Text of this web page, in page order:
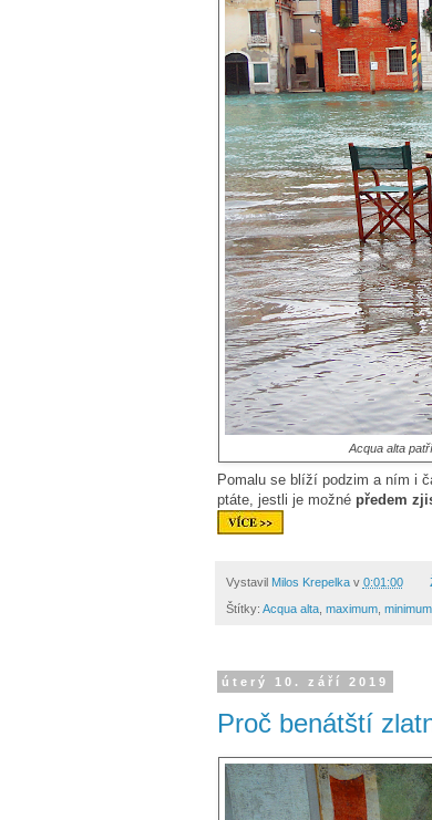
Acqua alta
Pomalu se blíží podzim a ním i
ptáte, jestli je možné předem
Vystavil Milos Krepelka v 0:01:00
Štítky: Acqua alta, maximum, minimum,
úterý 10. září 2019
Proč benátští